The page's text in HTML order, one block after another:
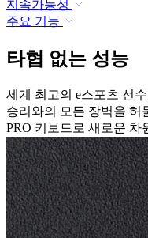
지속가능성
주요 기능
타협 없는 성능
세계 최고의 e스포츠 선
승리와의 모든 장벽을 허
PRO 키보드로 새로운 차